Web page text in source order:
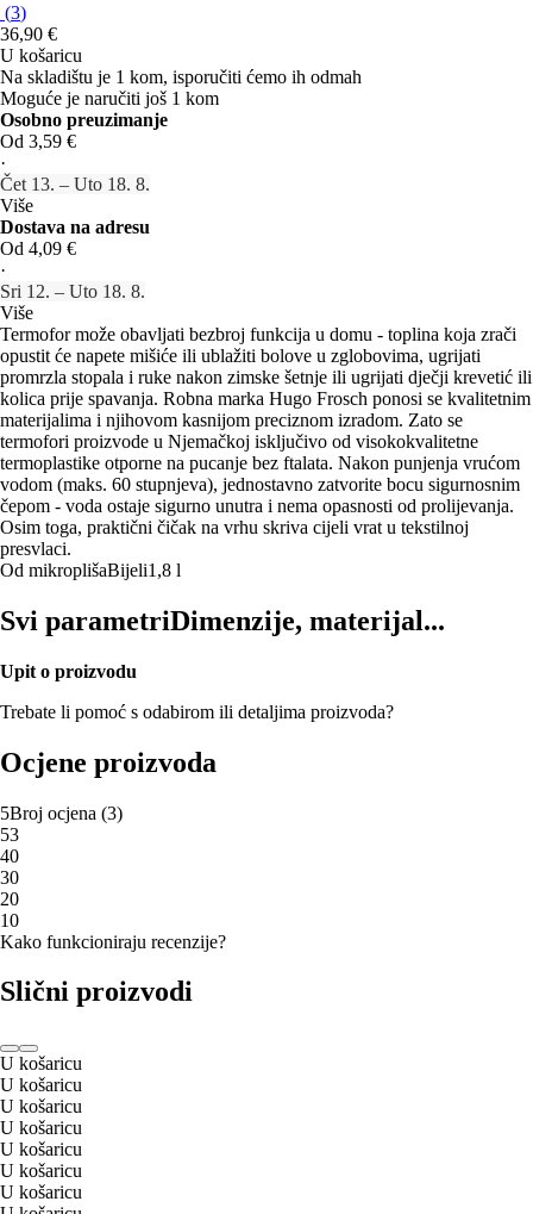
(3)
36,90 €
U košaricu
Na skladištu je 1 kom, isporučiti ćemo ih odmah
Moguće je naručiti još 1 kom
Osobno preuzimanje
Od 3,59 €
·
Čet 13. – Uto 18. 8.
Više
Dostava na adresu
Od 4,09 €
·
Sri 12. – Uto 18. 8.
Više
Termofor može obavljati bezbroj funkcija u domu - toplina koja zrači
opustit će napete mišiće ili ublažiti bolove u zglobovima, ugrijati
promrzla stopala i ruke nakon zimske šetnje ili ugrijati dječji krevetić ili
kolica prije spavanja. Robna marka Hugo Frosch ponosi se kvalitetnim
materijalima i njihovom kasnijom preciznom izradom. Zato se
termofori proizvode u Njemačkoj isključivo od visokokvalitetne
termoplastike otporne na pucanje bez ftalata. Nakon punjenja vrućom
vodom (maks. 60 stupnjeva), jednostavno zatvorite bocu sigurnosnim
čepom - voda ostaje sigurno unutra i nema opasnosti od prolijevanja.
Osim toga, praktični čičak na vrhu skriva cijeli vrat u tekstilnoj
presvlaci.
Od mikroplišaBijeli1,8 l
Svi parametriDimenzije, materijal...
Upit o proizvodu
Trebate li pomoć s odabirom ili detaljima proizvoda?
Ocjene proizvoda
5Broj ocjena (3)
53
40
30
20
10
Kako funkcioniraju recenzije?
Slični proizvodi
U košaricu
U košaricu
U košaricu
U košaricu
U košaricu
U košaricu
U košaricu